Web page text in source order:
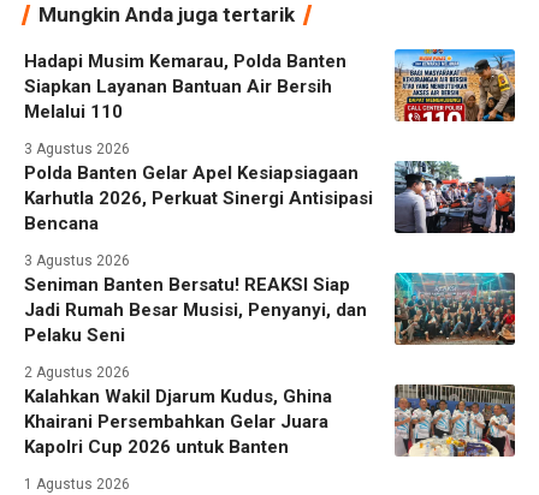
Mungkin Anda juga tertarik
Hadapi Musim Kemarau, Polda Banten
Siapkan Layanan Bantuan Air Bersih
Melalui 110
3 Agustus 2026
Polda Banten Gelar Apel Kesiapsiagaan
Karhutla 2026, Perkuat Sinergi Antisipasi
Bencana
3 Agustus 2026
Seniman Banten Bersatu! REAKSI Siap
Jadi Rumah Besar Musisi, Penyanyi, dan
Pelaku Seni
2 Agustus 2026
Kalahkan Wakil Djarum Kudus, Ghina
Khairani Persembahkan Gelar Juara
Kapolri Cup 2026 untuk Banten
1 Agustus 2026